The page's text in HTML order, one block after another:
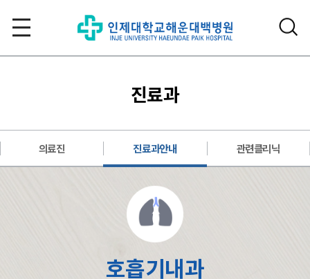
진료과
의료진 진료과안내 관련클리닉
호흡기내과